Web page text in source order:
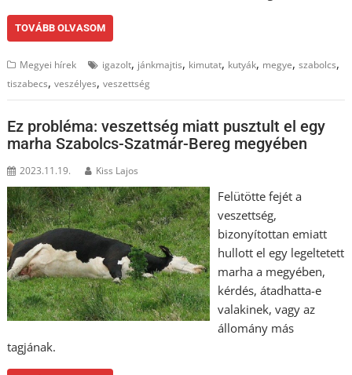
TOVÁBB OLVASOM
Megyei hírek igazolt, jánkmajtis, kimutat, kutyák, megye,szabolcs,
tiszabecs,veszélyes,veszettség
Ez probléma: veszettség miatt pusztult el egy
marha Szabolcs-Szatmár-Bereg megyében
2023.11.19. Kiss Lajos
Felütötte fejét a
veszettség,
bizonyítottan emiatt
hullott el egy legeltetett
marha a megyében,
kérdés, átadhatta-e
valakinek, vagy az
állomány más
tagjának.